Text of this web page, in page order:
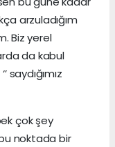
arzuladığım
Biz yerel
da kabul
saydığımız
çok şey
noktada bir